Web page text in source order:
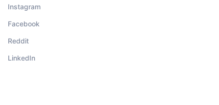
Instagram
Facebook
Reddit
LinkedIn